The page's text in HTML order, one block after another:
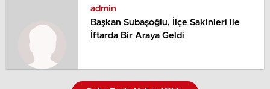
admin
Başkan Subaşoğlu, İlçe Sakinleri ile
İftarda Bir Araya Geldi